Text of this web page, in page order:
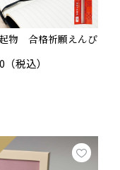
芸品。
物 合格祈願えんぴ
（税込）